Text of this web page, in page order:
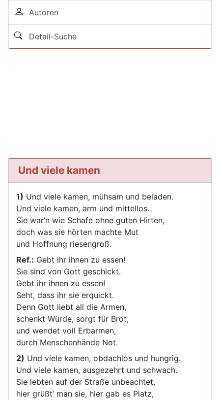
Autoren
Detail-Suche
Und viele kamen
1) Und viele kamen, mühsam und beladen.
Und viele kamen, arm und mittellos.
Sie war’n wie Schafe ohne guten Hirten,
doch was sie hörten machte Mut
und Hoffnung riesengroß.
Ref.: Gebt ihr ihnen zu essen!
Sie sind von Gott geschickt.
Gebt ihr ihnen zu essen!
Seht, dass ihr sie erquickt.
Denn Gott liebt all die Armen,
schenkt Würde, sorgt für Brot,
und wendet voll Erbarmen,
durch Menschenhände Not.
2) Und viele kamen, obdachlos und hungrig.
Und viele kamen, ausgezehrt und schwach.
Sie lebten auf der Straße unbeachtet,
hier grüßt’ man sie, hier gab es Platz,